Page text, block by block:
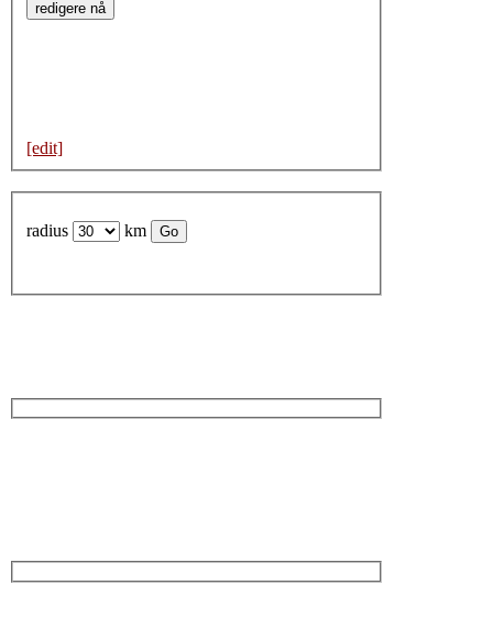
[edit]
radius km